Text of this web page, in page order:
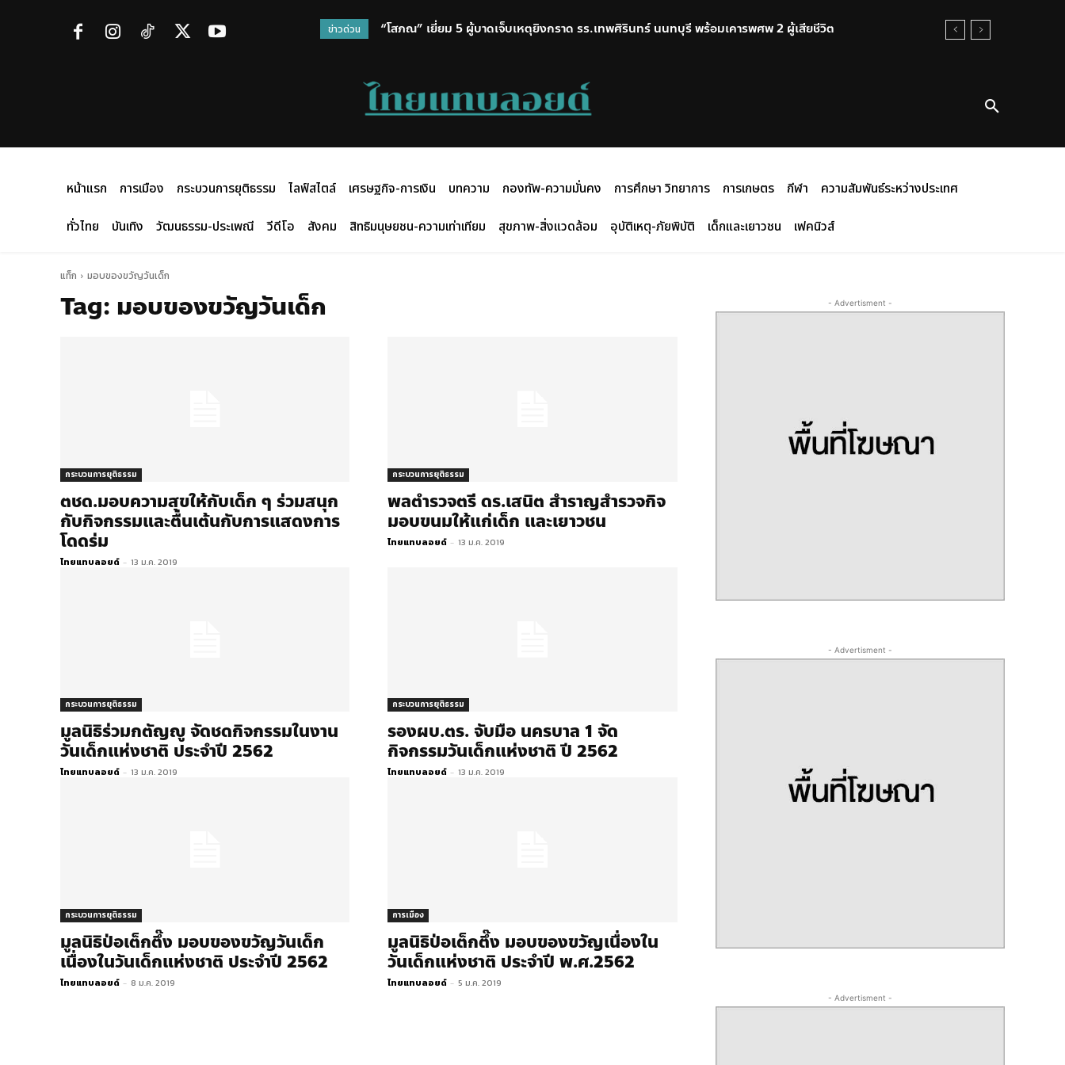
ข่าวด่วน “โสภณ” เยี่ยม 5 ผู้บาดเจ็บเหตุยิงกราด รร.เทพศิรินทร์ นนทบุรี พร้อมเคารพศพ 2 ผู้เสียชีวิต
หน้าแรก การเมือง กระบวนการยุติธรรม ไลฟ์สไตล์ เศรษฐกิจ-การเงิน บทความ กองทัพ-ความมั่นคง การศึกษา วิทยาการ การเกษตร กีฬา
ความสัมพันธ์ระหว่างประเทศ
ทั่วไทย
บันเทิง วัฒนธรรม-ประเพณี วีดีโอ สังคม สิทธิมนุษยชน-ความเท่าเทียม สุขภาพ-สิ่งแวดล้อม อุบัติเหตุ-ภัยพิบัติ เด็กและเยาวชน เฟคนิวส์
แท็ก มอบของขวัญวันเด็ก
Tag: มอบของขวัญวันเด็ก
กระบวนการยุติธรรม
ตชด.มอบความสุขให้กับเด็ก ๆ ร่วมสนุก
กับกิจกรรมและตื่นเต้นกับการแสดงการ
โดดร่ม
ไทยแทบลอยด์ - 13 ม.ค. 2019
กระบวนการยุติธรรม
พล​ตำรวจ​ตรี​ ดร.เสนิต สำราญสำรวจกิจ
มอบขนมให้แก่เด็ก และเยาวชน
ไทยแทบลอยด์ - 13 ม.ค. 2019
กระบวนการยุติธรรม
มูลนิธิร่วมกตัญญู จัดชดกิจกรรมในงาน
วันเด็กแห่งชาติ ประจำปี 2562
ไทยแทบลอยด์ - 13 ม.ค. 2019
กระบวนการยุติธรรม
รอง​ผบ.ตร. จับมือ ​นครบาล​ 1​ จัด
กิจกรรมวันเด็กแห่งชาติ ปี 2562
ไทยแทบลอยด์ - 13 ม.ค. 2019
กระบวนการยุติธรรม
มูลนิธิป่อเต็กตึ๊ง มอบของขวัญวันเด็ก
เนื่องในวันเด็กแห่งชาติ ประจำปี 2562
ไทยแทบลอยด์ - 8 ม.ค. 2019
การเมือง
มูลนิธิป่อเต็กตึ๊ง มอบของขวัญเนื่องใน
วันเด็กแห่งชาติ ประจำปี พ.ศ.2562
ไทยแทบลอยด์ - 5 ม.ค. 2019
- Advertisment -
- Advertisment -
- Advertisment -